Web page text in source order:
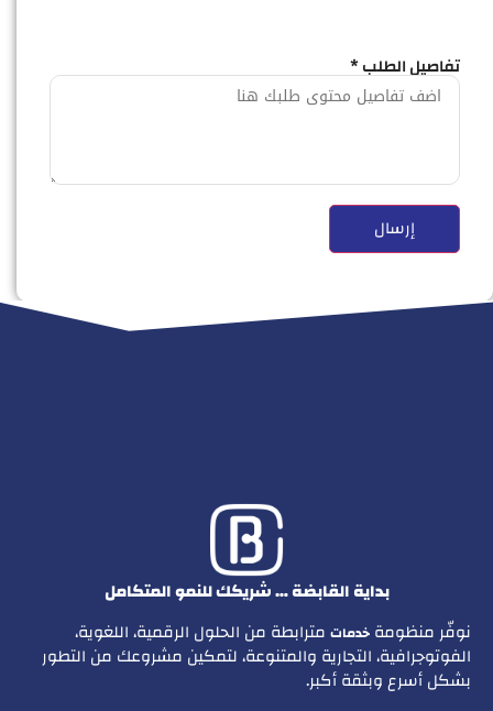
تفاصيل الطلب *
بداية القابضة … شريكك للنمو المتكامل
نوفّر منظومة خدمات مترابطة من الحلول الرقمية، اللغوية،
الفوتوجرافية، التجارية والمتنوعة، لتمكين مشروعك من التطور
بشكل أسرع وبثقة أكبر.